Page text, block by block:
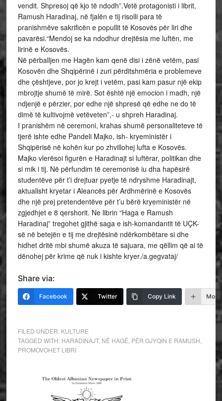
vendit. Shpresoj që kjo të ndodh”.Vetë protagonisti i librit,
Ramush Haradinaj, në fjalën e tij risolli para të
pranishmëve sakrificën e popullit të Kosovës për liri dhe
pavarësi.“Mendoj se ka ndodhur drejtësia me luftën, me
lirinë e Kosovës.
Në përballjen me Hagën kam qenë disi i zënë vetëm, pasi
Kosovën dhe Shqipërinë i zuri përditshmëria e problemeve
dhe çështjeve, por jo krejt i vetëm, pasi kam pasur një ekip
mbrojtje shumë të mirë. Sot është një emocion i madh, një
ndjenjë e përzier, por edhe një shpresë që edhe ne do të
dimë të kultivojmë vetëveten”,- u shpreh Haradinaj.
I pranishëm në ceremoni, krahas shumë personaliteteve të
tjerë ishte edhe Pandeli Majko, ish- kryeministër i
Shqipërisë në kohën kur po zhvillohej lufta e Kosovës.
Majko vlerësoi figurën e Haradinajt si luftërar, politikan dhe
si mik i tij. Në përfundim të ceremonisë iu dha hapësirë
studentëve për t’i drejtuar pyetje të ndryshme Haradinajt,
aktualisht kryetar i Aleancës për Ardhmërinë e Kosovës
dhe një prej pretendentëve për t’u bërë kryeministër në
zgjedhjet e 8 qershorit. Ne librin “Haga e Ramush
Haradinaj” tregohet gjithë saga e ish-komandantit të UÇK-
së në betejën e tij me drejtësinë ndërkombëtare si dhe
hidhet dritë mbi shumë akuza të sajuara, me qëllim që ai të
dënohej për krime që nuk i kishte kryer./a.gegvataj/
Share via:
Facebook Twitter Copy Link More
FILED UNDER: KULTURE
TAGGED WITH: HARADINAJT, NË HAGË PËR GJYQIN E RAMUSH
PROMOVOHET LIBRI